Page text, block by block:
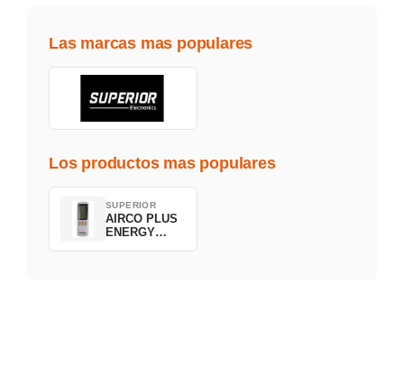
Las marcas mas populares
Los productos mas populares
SUPERIOR
AIRCO PLUS
ENERGY